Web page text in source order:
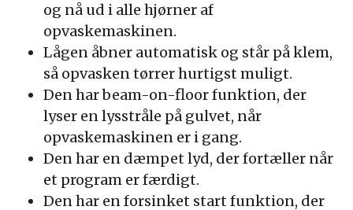
og nå ud i alle hjørner af
opvaskemaskinen.
Lågen åbner automatisk og står på klem,
så opvasken tørrer hurtigst muligt.
Den har beam-on-floor funktion, der
lyser en lysstråle på gulvet, når
opvaskemaskinen er i gang.
Den har en dæmpet lyd, der fortæller når
et program er færdigt.
Den har en forsinket start funktion, der